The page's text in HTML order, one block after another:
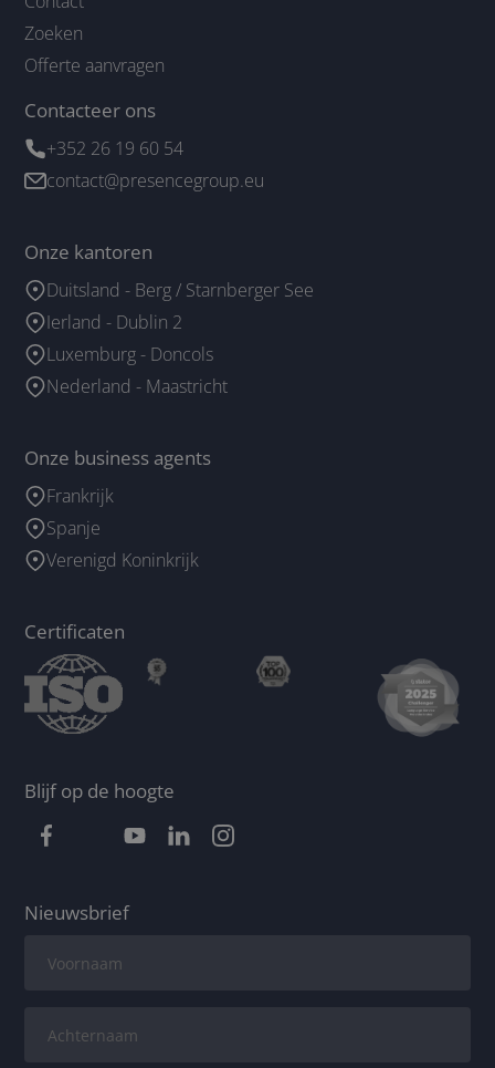
Zoeken
Offerte aanvragen
Contacteer ons
+352 26 19 60 54
contact@presencegroup.eu
Onze kantoren
Duitsland - Berg / Starnberger See
Ierland - Dublin 2
Luxemburg - Doncols
Nederland - Maastricht
Onze business agents
Frankrijk
Spanje
Verenigd Koninkrijk
Certificaten
Blijf op de hoogte
Nieuwsbrief